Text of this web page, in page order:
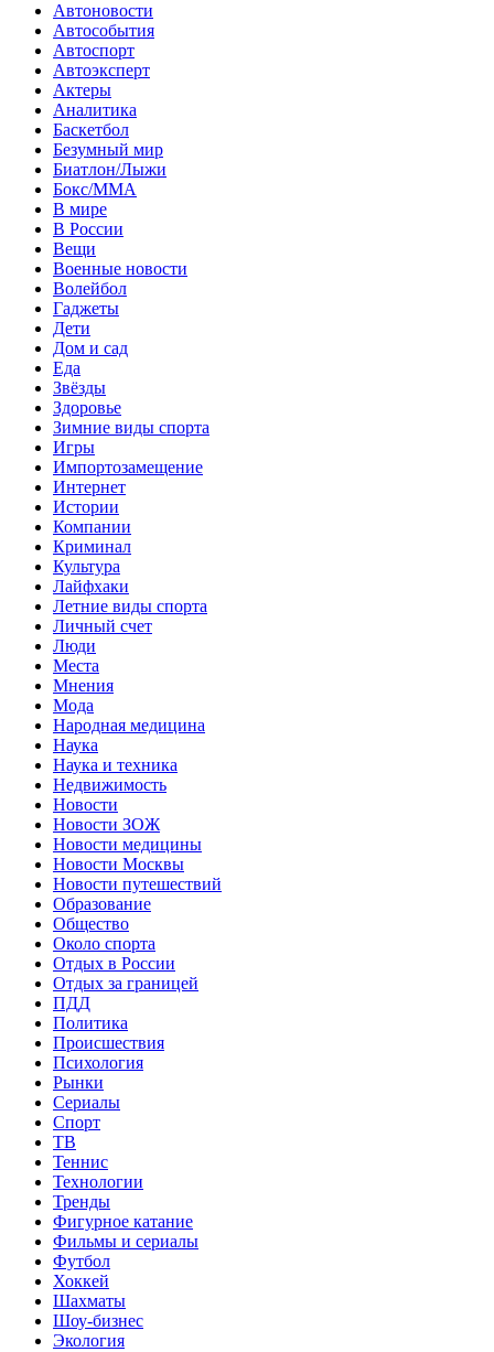
Автоновости
Автособытия
Автоспорт
Автоэксперт
Актеры
Аналитика
Баскетбол
Безумный мир
Биатлон/Лыжи
Бокс/MMA
В мире
В России
Вещи
Военные новости
Волейбол
Гаджеты
Дети
Дом и сад
Еда
Звёзды
Здоровье
Зимние виды спорта
Игры
Импортозамещение
Интернет
Истории
Компании
Криминал
Культура
Лайфхаки
Летние виды спорта
Личный счет
Люди
Места
Мнения
Мода
Народная медицина
Наука
Наука и техника
Недвижимость
Новости
Новости ЗОЖ
Новости медицины
Новости Москвы
Новости путешествий
Образование
Общество
Около спорта
Отдых в России
Отдых за границей
ПДД
Политика
Происшествия
Психология
Рынки
Сериалы
Спорт
ТВ
Теннис
Технологии
Тренды
Фигурное катание
Фильмы и сериалы
Футбол
Хоккей
Шахматы
Шоу-бизнес
Экология